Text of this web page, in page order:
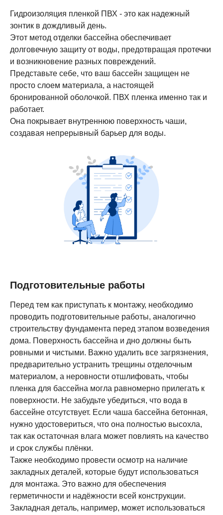
Гидроизоляция пленкой ПВХ - это как надежный
зонтик в дождливый день.
Этот метод отделки бассейна обеспечивает
долговечную защиту от воды, предотвращая протечки
и возникновение разных повреждений.
Представьте себе, что ваш бассейн защищен не
просто слоем материала, а настоящей
бронированной оболочкой. ПВХ пленка именно так и
работает.
Она покрывает внутреннюю поверхность чаши,
создавая непрерывный барьер для воды.
Подготовительные работы
Перед тем как приступать к монтажу, необходимо
проводить подготовительные работы, аналогично
строительству фундамента перед этапом возведения
дома. Поверхность бассейна и дно должны быть
ровными и чистыми. Важно удалить все загрязнения,
предварительно устранить трещины отделочным
материалом, а неровности отшлифовать, чтобы
пленка для бассейна могла равномерно прилегать к
поверхности. Не забудьте убедиться, что вода в
бассейне отсутствует. Если чаша бассейна бетонная,
нужно удостовериться, что она полностью высохла,
так как остаточная влага может повлиять на качество
и срок службы плёнки.
Также необходимо провести осмотр на наличие
закладных деталей, которые будут использоваться
для монтажа. Это важно для обеспечения
герметичности и надёжности всей конструкции.
Закладная деталь, например, может использоваться